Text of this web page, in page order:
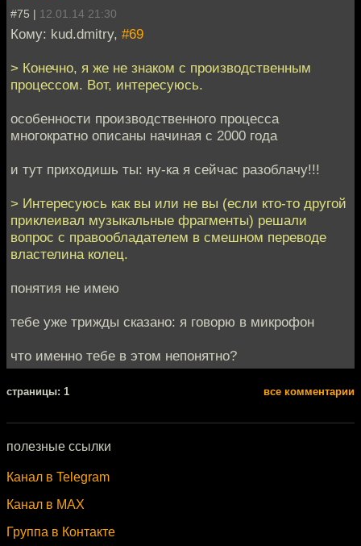
#75 | 12.01.14 21:30
Кому: kud.dmitry, #69
> Конечно, я же не знаком с производственным
процессом. Вот, интересуюсь.
особенности производственного процесса
многократно описаны начиная с 2000 года
и тут приходишь ты: ну-ка я сейчас разоблачу!!!
> Интересуюсь как вы или не вы (если кто-то другой
приклеивал музыкальные фрагменты) решали
вопрос с правообладателем в смешном переводе
властелина колец.
понятия не имею
тебе уже трижды сказано: я говорю в микрофон
что именно тебе в этом непонятно?
cтраницы: 1 все комментарии
полезные ссылки
Канал в Telegram
Канал в MAX
Группа в Контакте